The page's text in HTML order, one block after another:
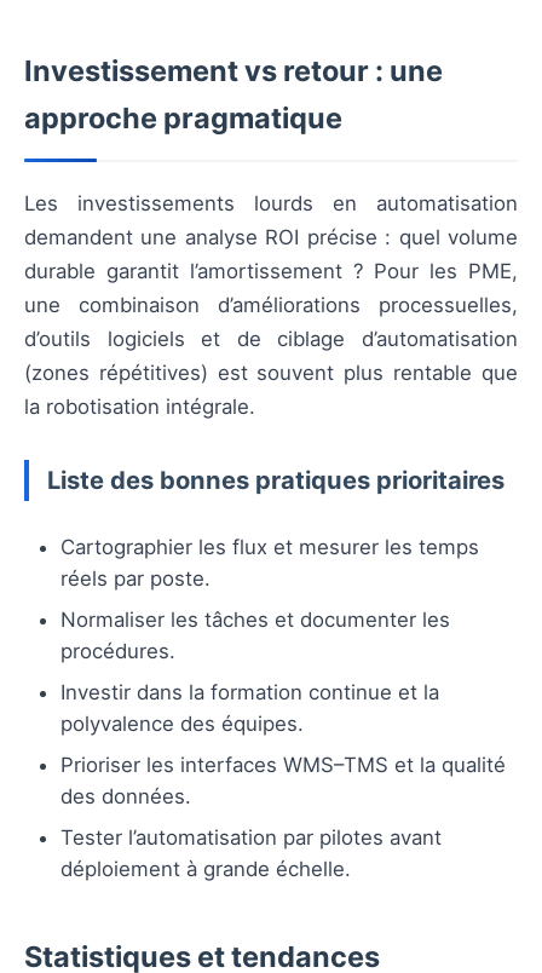
Investissement vs retour : une
approche pragmatique
Les investissements lourds en automatisation
demandent une analyse ROI précise : quel volume
durable garantit l’amortissement ? Pour les PME,
une combinaison d’améliorations processuelles,
d’outils logiciels et de ciblage d’automatisation
(zones répétitives) est souvent plus rentable que
la robotisation intégrale.
Liste des bonnes pratiques prioritaires
Cartographier les flux et mesurer les temps
réels par poste.
Normaliser les tâches et documenter les
procédures.
Investir dans la formation continue et la
polyvalence des équipes.
Prioriser les interfaces WMS–TMS et la qualité
des données.
Tester l’automatisation par pilotes avant
déploiement à grande échelle.
Statistiques et tendances